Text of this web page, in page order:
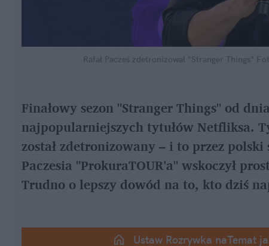
Rafał Pacześ zdetronizował "Stranger Things"
Finałowy sezon "Stranger Things" od
najpopularniejszych tytułów Netfliksa.
został zdetronizowany – i to przez
Paczesia "ProkuraTOUR'a" wskoczył
Trudno o lepszy dowód na to, kto dziś
Ustaw Rozrywka naTemat